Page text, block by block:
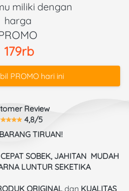
miliki dengan
harga
179rb
PROMO hari ini
Review
4,8/5
TIRUAN!
SOBEK, JAHITAN  MUDAH
LUNTUR SEKETIKA
ORIGINAL dan KUALITAS